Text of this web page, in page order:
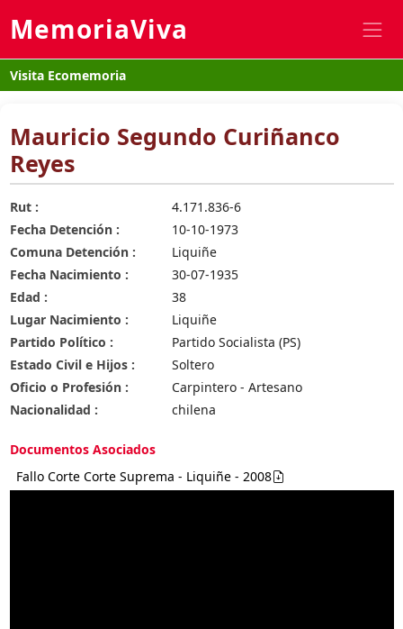
MemoriaViva
Visita Ecomemoria
Mauricio Segundo Curiñanco
Reyes
Rut :
4.171.836-6
Fecha Detención :
10-10-1973
Comuna Detención :
Liquiñe
Fecha Nacimiento :
30-07-1935
Edad :
38
Lugar Nacimiento :
Liquiñe
Partido Político :
Partido Socialista (PS)
Estado Civil e Hijos :
Soltero
Oficio o Profesión :
Carpintero - Artesano
Nacionalidad :
chilena
Documentos Asociados
Fallo Corte Corte Suprema - Liquiñe - 2008